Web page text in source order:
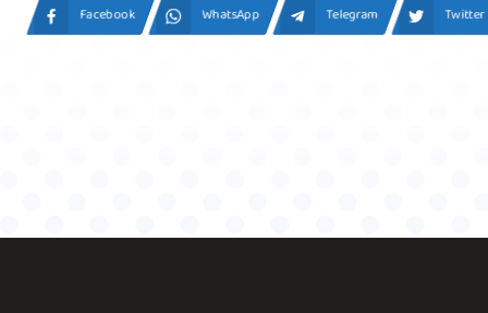
Facebook WhatsApp Telegram Twitter